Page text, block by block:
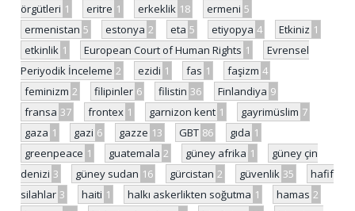
örgütleri 1 eritre 1 erkeklik 18 ermeni 5
ermenistan 5 estonya 2 eta 5 etiyopya 4 Etkiniz 1
etkinlik 1 European Court of Human Rights 1
Evrensel
Periyodik İnceleme 2 ezidi 1 fas 1 faşizm 4
feminizm 2 filipinler 6 filistin 36 Finlandiya 9
fransa 37 frontex 1 garnizon kent 1 gayrimüslim 7
gaza 1 gazi 6 gazze 13 GBT 86 gıda 1
greenpeace 1 guatemala 2 güney afrika 1
güney çin
denizi 3 güney sudan 16 gürcistan 2 güvenlik 35
hafif
silahlar 3 haiti 1 halkı askerlikten soğutma 1 hamas 2